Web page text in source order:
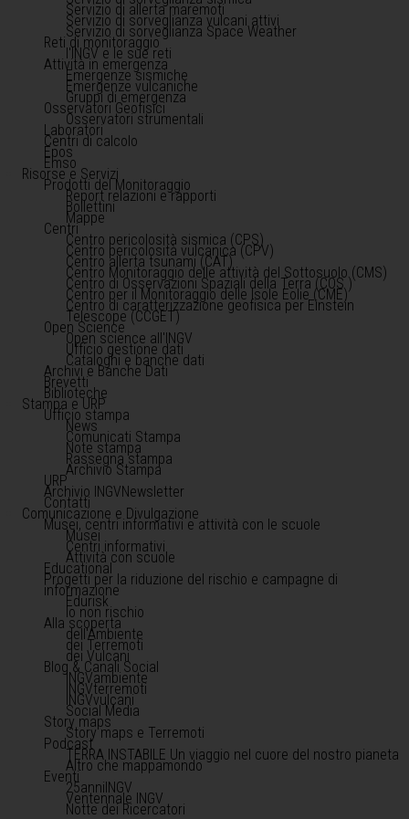
Servizio di allerta maremoti
Servizio di sorveglianza vulcani attivi
Servizio di sorveglianza Space Weather
Reti di monitoraggio
l'INGV e le sue reti
Attività in emergenza
Emergenze sismiche
Emergenze vulcaniche
Gruppi di emergenza
Osservatori Geofisici
Osservatori strumentali
Laboratori
Centri di calcolo
Epos
Emso
Risorse e Servizi
Prodotti del Monitoraggio
Report relazioni e rapporti
Bollettini
Mappe
Centri
Centro pericolosità sismica (CPS)
Centro pericolosità vulcanica (CPV)
Centro allerta tsunami (CAT)
Centro Monitoraggio delle attività del Sottosuolo (CMS)
Centro di Osservazioni Spaziali della Terra (COS )
Centro per il Monitoraggio delle Isole Eolie (CME)
Centro di caratterizzazione geofisica per Einstein
Telescope (CCGET)
Open Science
Open science all'INGV
Ufficio gestione dati
Cataloghi e banche dati
Archivi e Banche Dati
Brevetti
Biblioteche
Stampa e URP
Ufficio stampa
News
Comunicati Stampa
Note stampa
Rassegna stampa
Archivio Stampa
URP
Archivio INGVNewsletter
Contatti
Comunicazione e Divulgazione
Musei, centri informativi e attività con le scuole
Musei
Centri informativi
Attività con scuole
Educational
Progetti per la riduzione del rischio e campagne di
informazione
Edurisk
Io non rischio
Alla scoperta
dell'Ambiente
dei Terremoti
dei Vulcani
Blog & Canali Social
INGVambiente
INGVterremoti
INGVvulcani
Social Media
Story maps
Story maps e Terremoti
Podcast
TERRA INSTABILE Un viaggio nel cuore del nostro pianeta
Altro che mappamondo
Eventi
25anniINGV
Ventennale INGV
Notte dei Ricercatori